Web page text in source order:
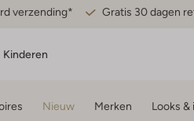
verzending* Gratis 30 dagen
Kinderen
Nieuw Merken Looks &